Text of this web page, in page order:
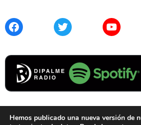
FacebookTwitter
Hemos publicado una nueva versión de